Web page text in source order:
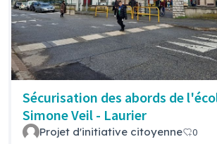
Sécurisation des abords de
Simone Veil - Laurier
Projet d'initiative citoyenne 0